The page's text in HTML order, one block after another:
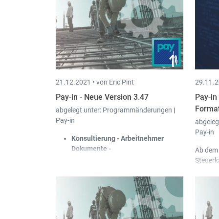
Ausdrucke: ADEM: Der
Ausdruck "Vierteljährliche Erklärung
'Aide à l'Embauche de Chômeurs
Agés'" steht jetzt als interaktive PDF
zur Verfügung und ersetzt die beiden
bisherigen Ausdrucke.
21.12.2021 • von Eric Pint
Pay-in - Neue Version 3.47
abgelegt unter: Programmänderungen |
Pay-in
Konsultierung - Arbeitnehmer
Dokumente -
"Berufsausübungsbewilligung"
hinzugefügt, um dieses beim Import
einer Datei in den Arbeitnehmer-
Dokumenten verwenden zu können.
Pay-
Pay-in
Ab
dem